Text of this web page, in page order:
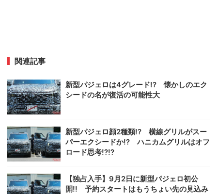
関連記事
新型パジェロは4グレード!? 懐かしのエク
シードの名が復活の可能性大
新型パジェロ顔2種類!? 横線グリルがスー
パーエクシードか!? ハニカムグリルはオフ
ロード思考!?!?
【独占入手】9月2日に新型パジェロ初公
開!! 予約スタートはもうちょい先の見込み